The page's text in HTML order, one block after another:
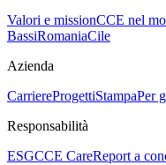
Valori e missionCCE nel
BassiRomaniaCile
Azienda
CarriereProgettiStampaPer
Responsabilità
ESGCCE CareReport a